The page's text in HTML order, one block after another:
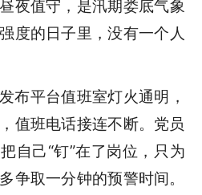
夜值守，是汛期娄底气象
度的日子里，没有一个人
布平台值班室灯火通明 ，
值班电话接连不断。党员
自己“钉”在了岗位， 只为
争取一分钟的预警时间。